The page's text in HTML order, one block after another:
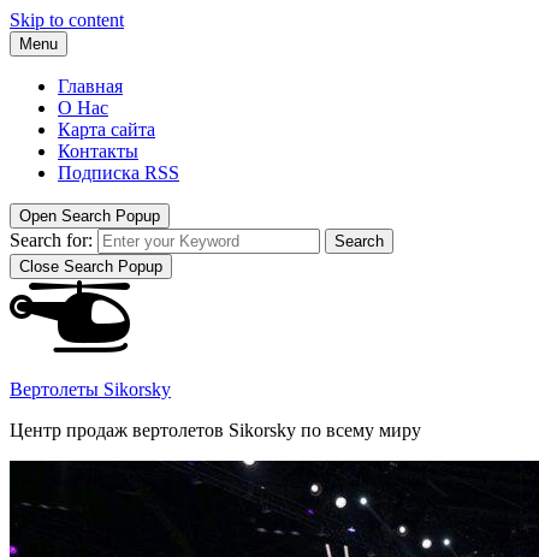
Skip to content
Menu
Главная
О Нас
Карта сайта
Контакты
Подписка RSS
Open Search Popup
Search for:
Search
Close Search Popup
Вертолеты Sikorsky
Центр продаж вертолетов Sikorsky по всему миру